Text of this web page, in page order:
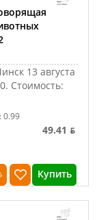
13 августа
Стоимость:
0.99
49.41 ƃ
Купить